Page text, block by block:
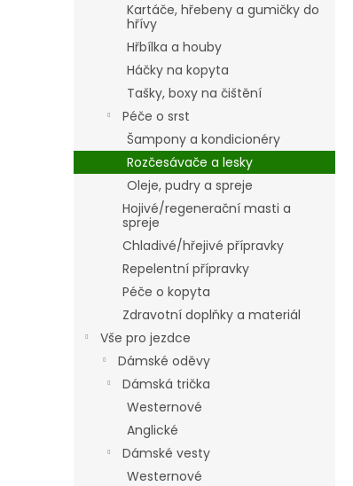
Kartáče, hřebeny a gumičky do
hřívy
Hřbílka a houby
Háčky na kopyta
Tašky, boxy na čištění
Péče o srst
Šampony a kondicionéry
Rozčesávače a lesky
Oleje, pudry a spreje
Hojivé/regenerační masti a
spreje
Chladivé/hřejivé přípravky
Repelentní přípravky
Péče o kopyta
Zdravotní doplňky a materiál
Vše pro jezdce
Dámské oděvy
Dámská trička
Westernové
Anglické
Dámské vesty
Westernové